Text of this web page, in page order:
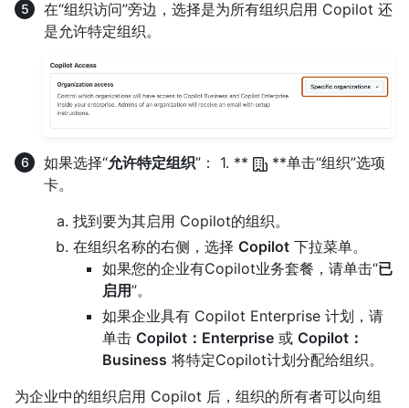
在“组织访问”旁边，选择是为所有组织启用 Copilot 还
是允许特定组织。
如果选择“允许特定组织”： 1. **
**单击“组织”选项
卡。
找到要为其启用 Copilot的组织。
在组织名称的右侧，选择 Copilot 下拉菜单。
如果您的企业有Copilot业务套餐，请单击“已
启用”。
如果企业具有 Copilot Enterprise 计划，请
单击 Copilot：Enterprise 或 Copilot：
Business 将特定Copilot计划分配给组织。
为企业中的组织启用 Copilot 后，组织的所有者可以向组